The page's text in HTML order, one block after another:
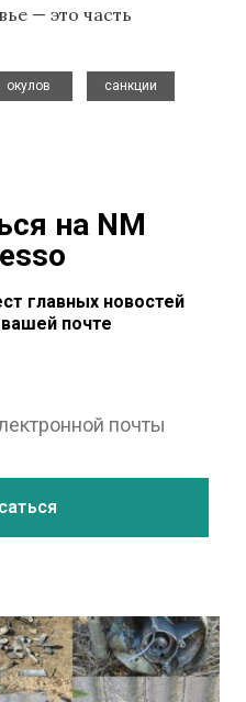
— это часть
окулов
санкции
на NM
главных новостей
почте